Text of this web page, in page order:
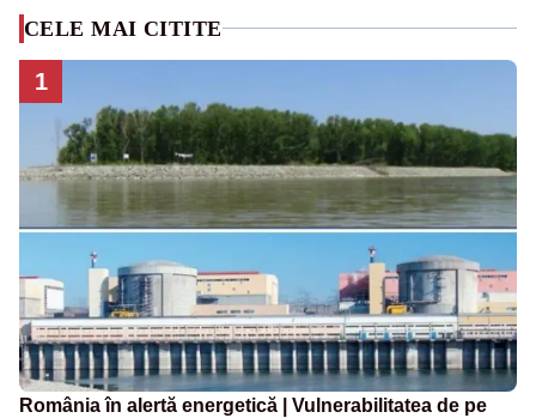
CELE MAI CITITE
1
România în alertă energetică | Vulnerabilitatea de pe